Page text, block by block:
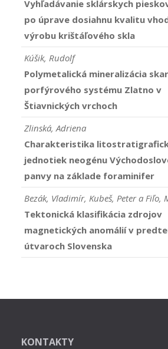
Vyhľadávanie sklárskych
po úprave dosiahnu kvalitu
výrobu krištáľového skla
Kúšik, Rudolf
Polymetalická mineralizácia
porfýrového systému Zlatno v
Štiavnických vrchoch
Zlinská, Adriena
Charakteristika
jednotiek neogénu
panvy na základe foraminifer
Bezák, Vladimír, Kubeš, Peter a Fiľo,
Tektonická klasifikácia zdrojov
magnetických anomálií v
útvaroch Slovenska
KONTAKTY